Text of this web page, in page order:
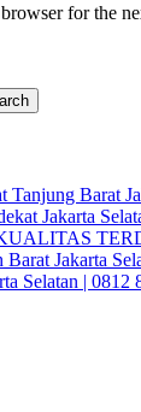
for the
Tanjung Barat
Jakarta
Jakarta
Selatan | 0812